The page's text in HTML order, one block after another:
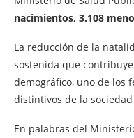
nacimientos, 3.108
La reducción de la
sostenida que
demográfico, uno de los
distintivos de la
En palabras del